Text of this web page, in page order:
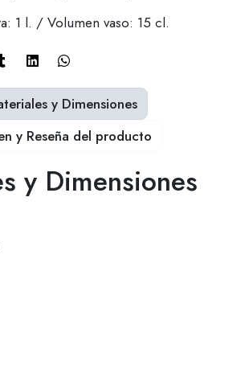
1 l. / Volumen vaso: 15 cl.
y Dimensiones
y Dimensiones
y Reseña del producto